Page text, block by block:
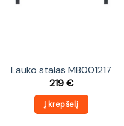
Lauko stalas MB001217
219€
Į krepšelį